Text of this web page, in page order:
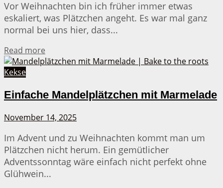
Vor Weihnachten bin ich früher immer etwas
eskaliert, was Plätzchen angeht. Es war mal ganz
normal bei uns hier, dass...
Read more
Kekse
Einfache Mandelplätzchen mit Marmelade
November 14, 2025
Im Advent und zu Weihnachten kommt man um
Plätzchen nicht herum. Ein gemütlicher
Adventssonntag wäre einfach nicht perfekt ohne
Glühwein...